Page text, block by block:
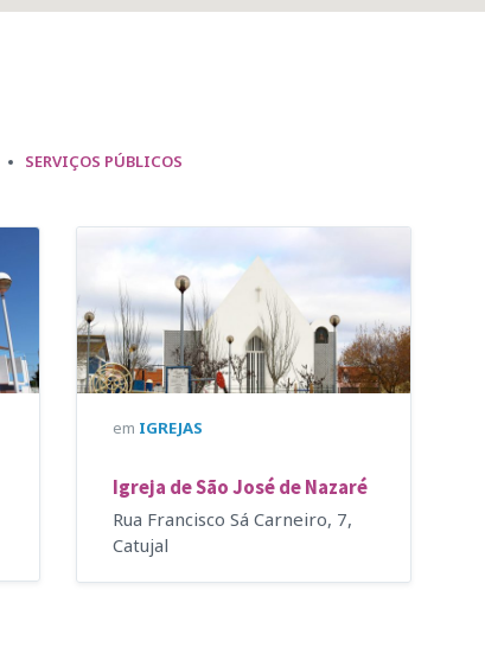
SERVIÇOS PÚBLICOS
em IGREJAS
Igreja de São José de Nazaré
Rua Francisco Sá Carneiro, 7,
Catujal